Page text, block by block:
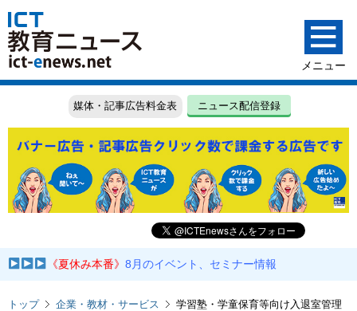
媒体・記事広告料金表 ニュース配信登録
《夏休み本番》8月のイベント、セミナー情報
トップ 企業・教材・サービス
学習塾・学童保育等向け入退室管理